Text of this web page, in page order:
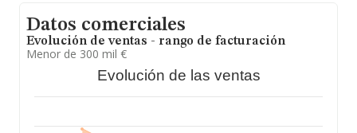
Datos comerciales
Evolución de ventas - rango de facturación
Menor de 300 mil €
Evolución de las ventas